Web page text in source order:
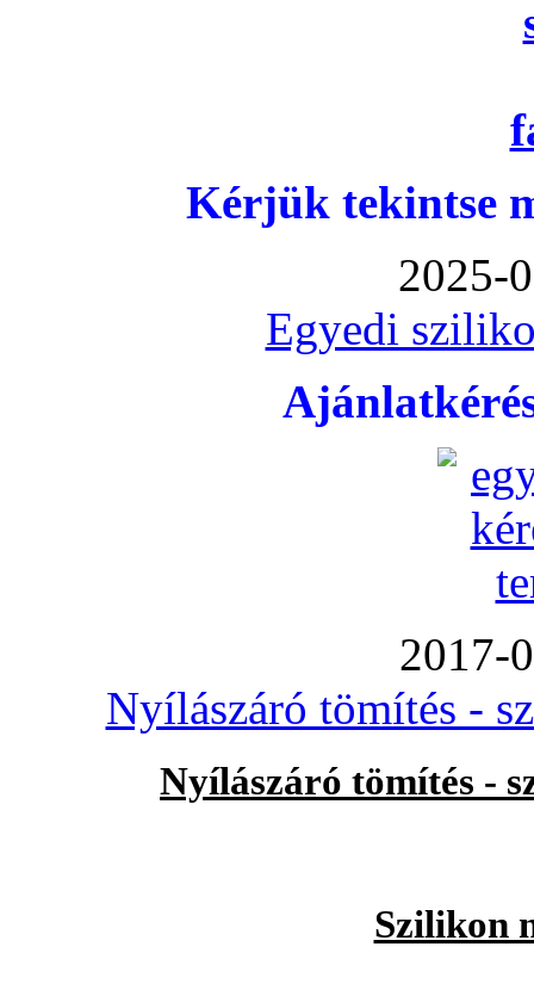
Kérjük tekintse
2025-
Egyedi
2017-
Nyílászáró tömítés -
Nyílászáró tömítés -
Szilikon